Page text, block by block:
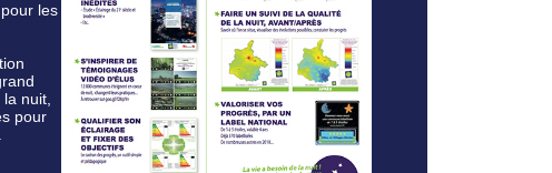
les
nuit,
pour